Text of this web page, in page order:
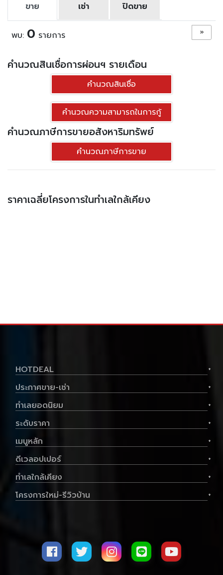
ขาย เช่า ปิดขาย
พบ: 0 รายการ »
คำนวณสินเชื่อการผ่อนฯ รายเดือน
คำนวณสินเชื่อ
คำนวณความสามารถในการกู้
คำนวณภาษีการขายอสังหาริมทรัพย์
คำนวณภาษีการขาย
ราคาเฉลี่ยโครงการในทำเลใกล้เคียง
HOTDEAL +
ประกาศขาย-เช่า +
ทำเลยอดนิยม +
ระดับราคา +
เมนูหลัก +
ดีเวลอปเปอร์ +
ทำเลใกล้เคียง +
โครงการใหม่-รีวิวบ้าน +